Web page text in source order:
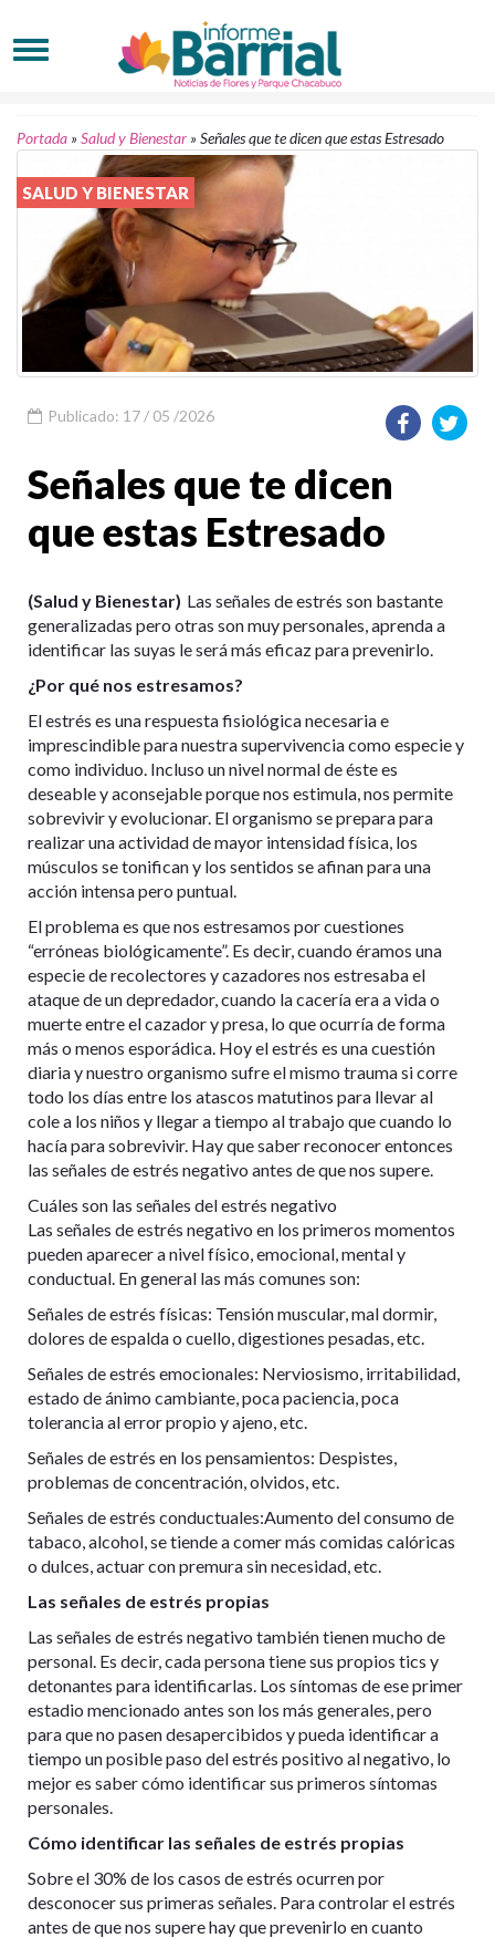
Portada »Salud y Bienestar »Señales que te dicen que estas Estresado
SALUD Y BIENESTAR
Publicado: 17 / 05 /2026
Señales que te dicen
que estas Estresado
(Salud y Bienestar) Las señales de estrés son bastante
generalizadas pero otras son muy personales, aprenda a
identificar las suyas le será más eficaz para prevenirlo.
¿Por qué nos estresamos?
El estrés es una respuesta fisiológica necesaria e
imprescindible para nuestra supervivencia como especie y
como individuo. Incluso un nivel normal de éste es
deseable y aconsejable porque nos estimula, nos permite
sobrevivir y evolucionar. El organismo se prepara para
realizar una actividad de mayor intensidad física, los
músculos se tonifican y los sentidos se afinan para una
acción intensa pero puntual.
El problema es que nos estresamos por cuestiones
“erróneas biológicamente”. Es decir, cuando éramos una
especie de recolectores y cazadores nos estresaba el
ataque de un depredador, cuando la cacería era a vida o
muerte entre el cazador y presa, lo que ocurría de forma
más o menos esporádica. Hoy el estrés es una cuestión
diaria y nuestro organismo sufre el mismo trauma si corre
todo los días entre los atascos matutinos para llevar al
cole a los niños y llegar a tiempo al trabajo que cuando lo
hacía para sobrevivir. Hay que saber reconocer entonces
las señales de estrés negativo antes de que nos supere.
Cuáles son las señales del estrés negativo
Las señales de estrés negativo en los primeros momentos
pueden aparecer a nivel físico, emocional, mental y
conductual. En general las más comunes son:
Señales de estrés físicas: Tensión muscular, mal dormir,
dolores de espalda o cuello, digestiones pesadas, etc.
Señales de estrés emocionales: Nerviosismo, irritabilidad,
estado de ánimo cambiante, poca paciencia, poca
tolerancia al error propio y ajeno, etc.
Señales de estrés en los pensamientos: Despistes,
problemas de concentración, olvidos, etc.
Señales de estrés conductuales:Aumento del consumo de
tabaco, alcohol, se tiende a comer más comidas calóricas
o dulces, actuar con premura sin necesidad, etc.
Las señales de estrés propias
Las señales de estrés negativo también tienen mucho de
personal. Es decir, cada persona tiene sus propios tics y
detonantes para identificarlas. Los síntomas de ese primer
estadio mencionado antes son los más generales, pero
para que no pasen desapercibidos y pueda identificar a
tiempo un posible paso del estrés positivo al negativo, lo
mejor es saber cómo identificar sus primeros síntomas
personales.
Cómo identificar las señales de estrés propias
Sobre el 30% de los casos de estrés ocurren por
desconocer sus primeras señales. Para controlar el estrés
antes de que nos supere hay que prevenirlo en cuanto